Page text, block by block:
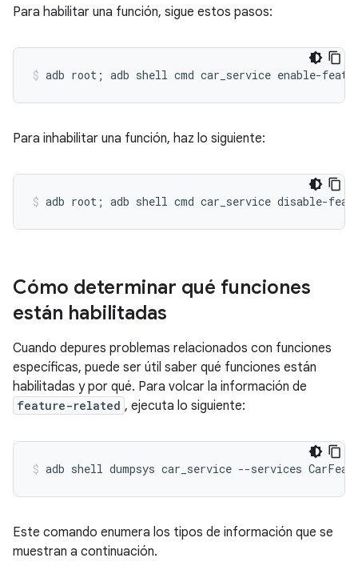
Para habilitar una función, sigue estos pasos:
Para inhabilitar una función, haz lo siguiente:
Cómo determinar qué funciones
están habilitadas
Cuando depures problemas relacionados con funciones
específicas, puede ser útil saber qué funciones están
habilitadas y por qué. Para volcar la información de
feature-related , ejecuta lo siguiente:
Este comando enumera los tipos de información que se
muestran a continuación.